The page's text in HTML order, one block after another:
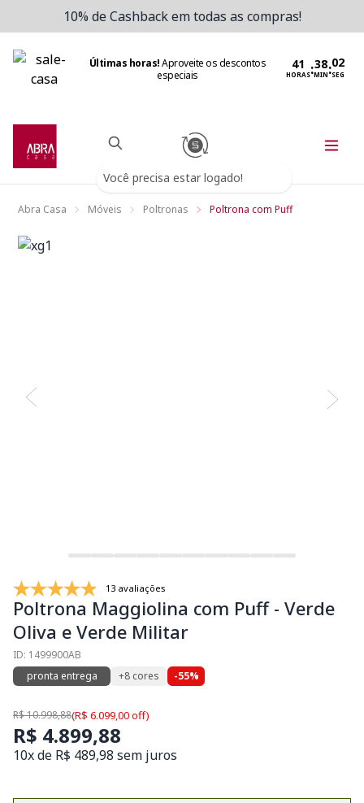
10% de Cashback em todas as compras!
Últimas horas!Aproveite os descontos
especiais
HORAS:MIN:SEG
Você precisa estar logado!
Abra Casa Móveis Poltronas Poltrona com Puff
13 avaliações
Poltrona Maggiolina com Puff - Verde
Oliva e Verde Militar
ID: 1499900AB
pronta entrega
+8 cores -55%
R$ 10.998,88(R$ 6.099,00 off)
R$ 4.899,88
10x de R$ 489,98 sem juros